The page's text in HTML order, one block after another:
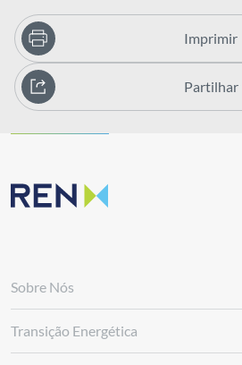
Imprimir
Partilhar
Sobre Nós
Transição Energética